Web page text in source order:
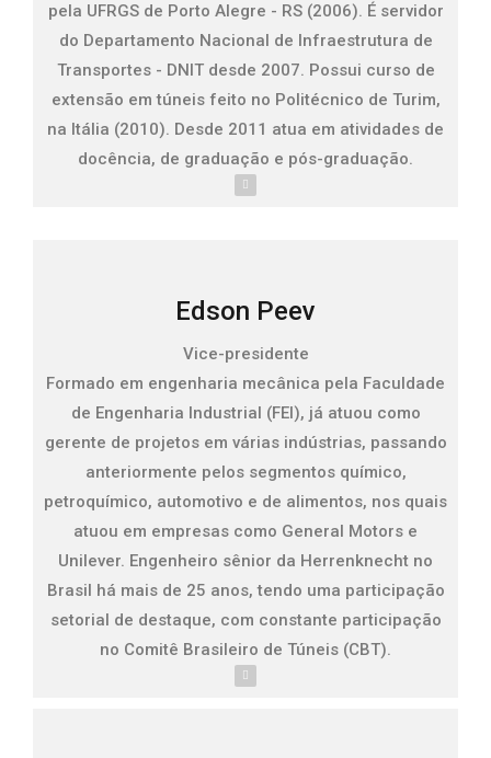
pela UFRGS de Porto Alegre - RS (2006). É servidor
do Departamento Nacional de Infraestrutura de
Transportes - DNIT desde 2007. Possui curso de
extensão em túneis feito no Politécnico de Turim,
na Itália (2010). Desde 2011 atua em atividades de
docência, de graduação e pós-graduação.
Edson Peev
Vice-presidente
Formado em engenharia mecânica pela Faculdade
de Engenharia Industrial (FEI), já atuou como
gerente de projetos em várias indústrias, passando
anteriormente pelos segmentos químico,
petroquímico, automotivo e de alimentos, nos quais
atuou em empresas como General Motors e
Unilever. Engenheiro sênior da Herrenknecht no
Brasil há mais de 25 anos, tendo uma participação
setorial de destaque, com constante participação
no Comitê Brasileiro de Túneis (CBT).